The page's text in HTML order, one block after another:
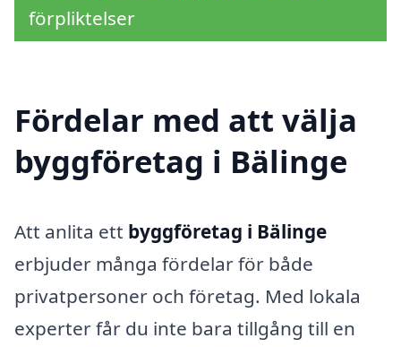
förpliktelser
Fördelar med att välja
byggföretag i Bälinge
Att anlita ett byggföretag i Bälinge
erbjuder många fördelar för både
privatpersoner och företag. Med lokala
experter får du inte bara tillgång till en